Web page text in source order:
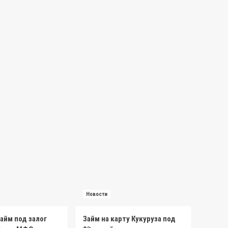
под залог
Новости
Займ на карту Кукуруза под